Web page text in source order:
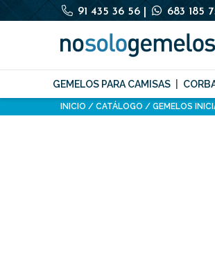
91 435 36 56 683 185
GEMELOS PARA CAMISAS
INICIO CATÁLOGO GEMELOS